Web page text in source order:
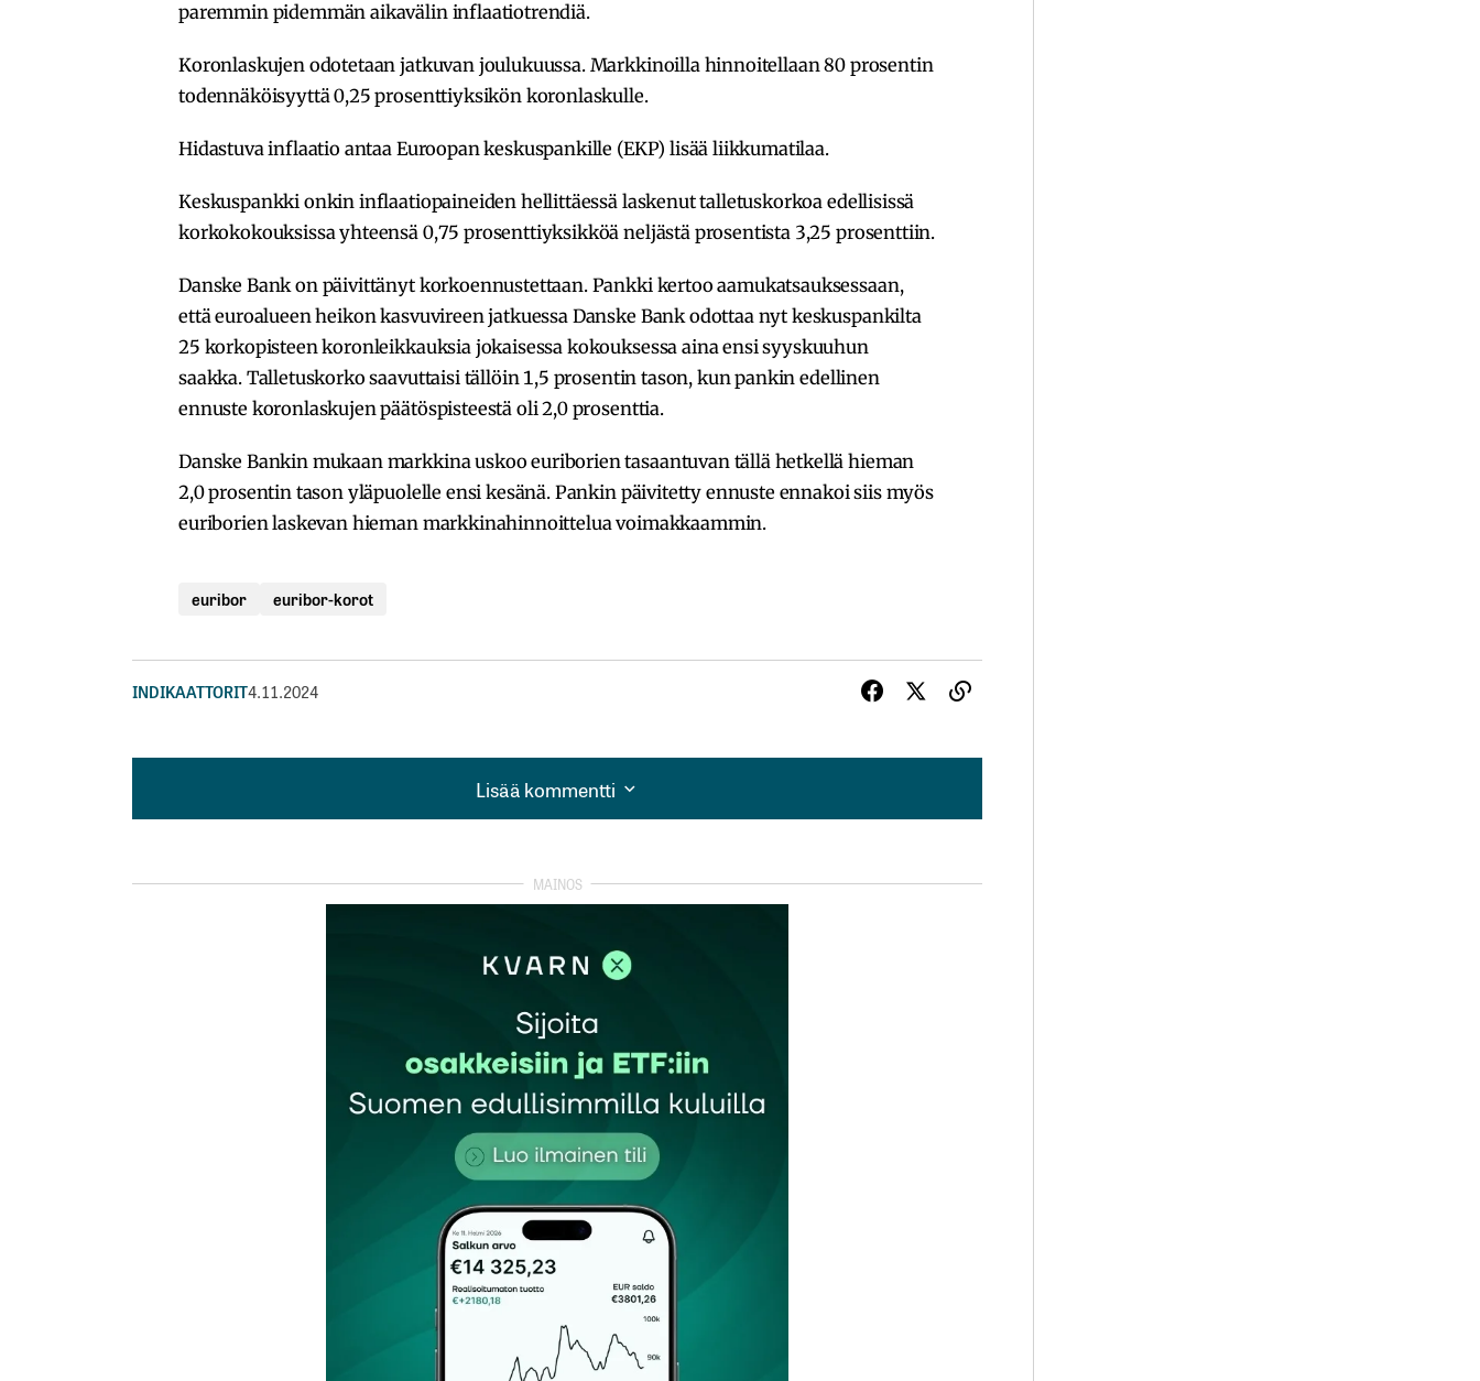
paremmin pidemmän aikavälin inflaatiotrendiä.
Koronlaskujen odotetaan jatkuvan joulukuussa. Markkinoilla hinnoitellaan 80 prosentin
todennäköisyyttä 0,25 prosenttiyksikön koronlaskulle.
Hidastuva inflaatio antaa Euroopan keskuspankille (EKP) lisää liikkumatilaa.
Keskuspankki onkin inflaatiopaineiden hellittäessä laskenut talletuskorkoa edellisissä
korkokokouksissa yhteensä 0,75 prosenttiyksikköä neljästä prosentista 3,25 prosenttiin.
Danske Bank on päivittänyt korkoennustettaan. Pankki kertoo aamukatsauksessaan,
että euroalueen heikon kasvuvireen jatkuessa Danske Bank odottaa nyt keskuspankilta
25 korkopisteen koronleikkauksia jokaisessa kokouksessa aina ensi syyskuuhun
saakka. Talletuskorko saavuttaisi tällöin 1,5 prosentin tason, kun pankin edellinen
ennuste koronlaskujen päätöspisteestä oli 2,0 prosenttia.
Danske Bankin mukaan markkina uskoo euriborien tasaantuvan tällä hetkellä hieman
2,0 prosentin tason yläpuolelle ensi kesänä. Pankin päivitetty ennuste ennakoi siis myös
euriborien laskevan hieman markkinahinnoittelua voimakkaammin.
euribor euribor-korot
INDIKAATTORIT4.11.2024
Lisää kommentti
Lisää kommentti
Pakolliset kentät on merkitty
Sähköpostiosoitteesi